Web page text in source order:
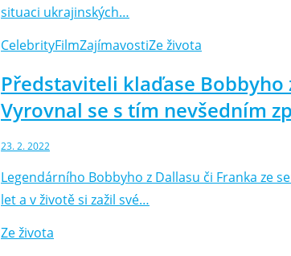
situaci ukrajinských…
CelebrityFilmZajímavostiZe života
Představiteli klaďase
Vyrovnal se s tím nevšedním
23. 2. 2022
Legendárního Bobbyho z Dallasu či Franka ze
let a v životě si zažil své…
Ze života